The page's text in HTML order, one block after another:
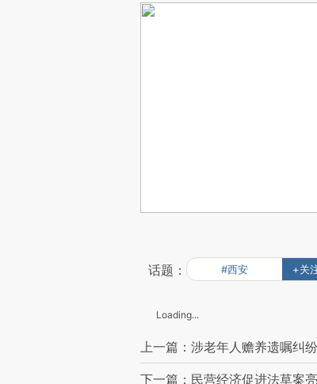
话题： #西安 +关
Loading...
上一篇：涉老年人赡养遗嘱纠
下一篇：民营经济促进法草案